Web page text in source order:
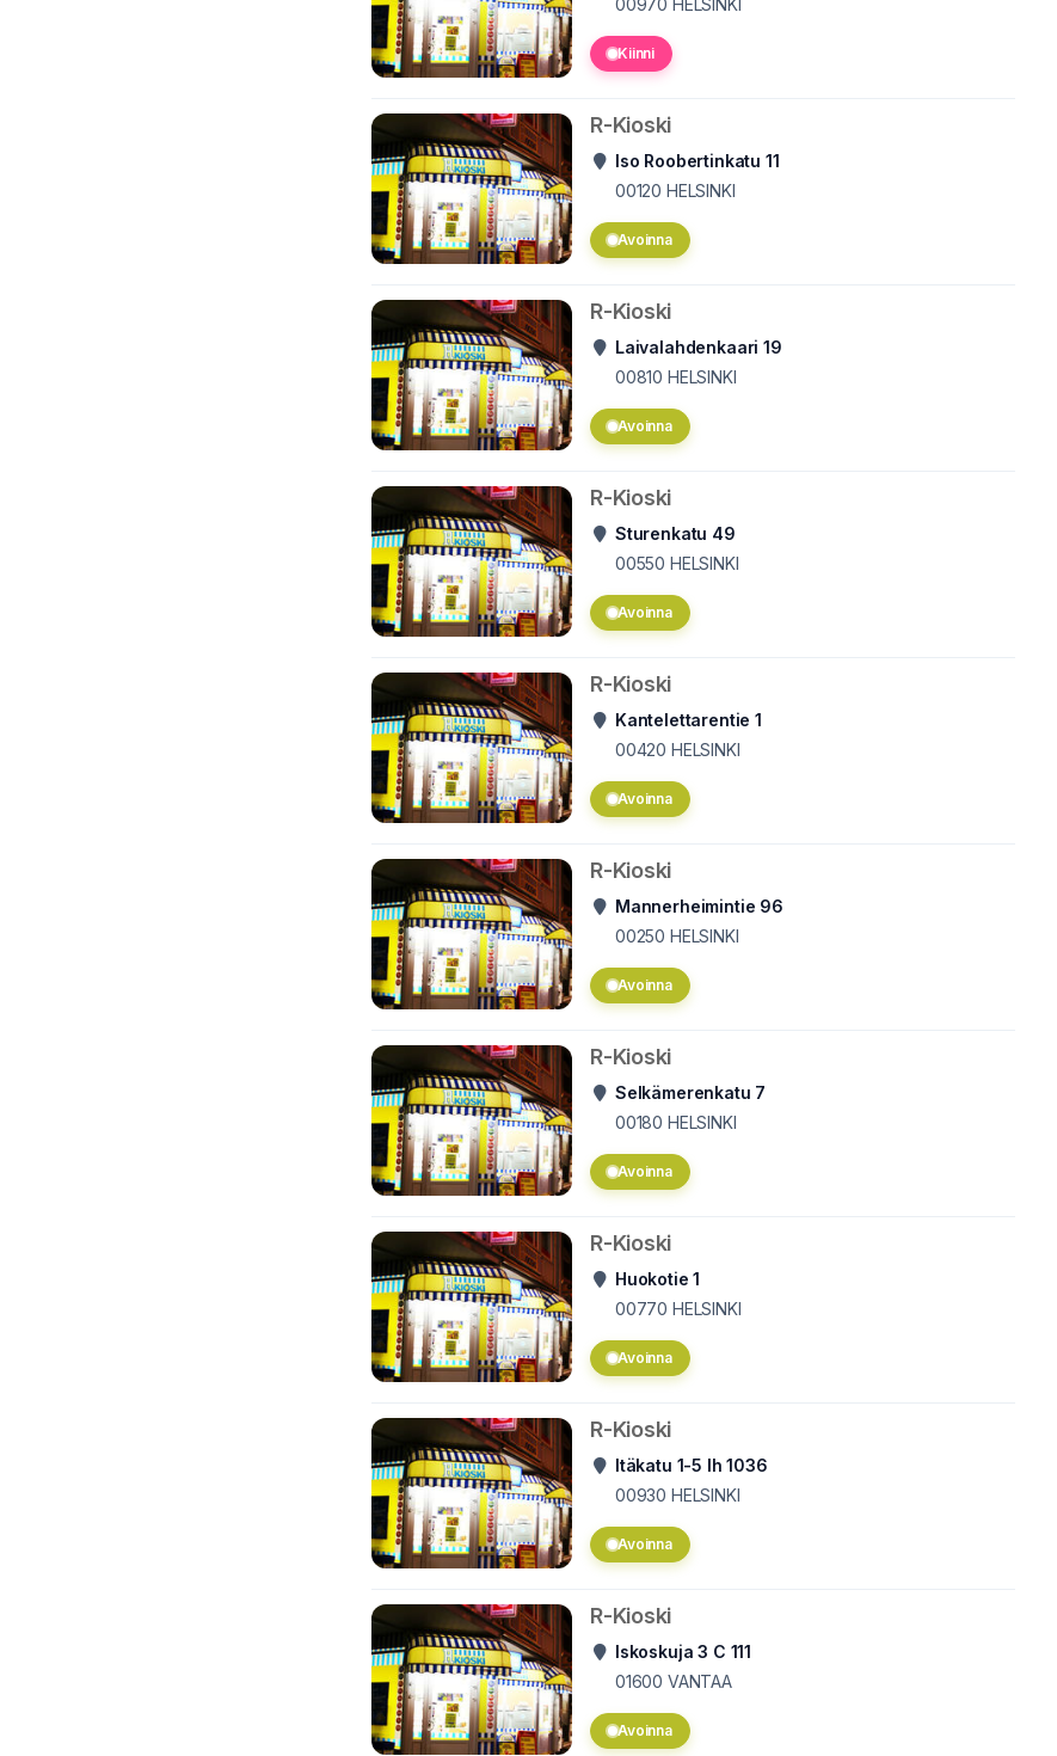
00970 HELSINKI
Kiinni
R-Kioski
Iso Roobertinkatu 11
00120 HELSINKI
Avoinna
R-Kioski
Laivalahdenkaari 19
00810 HELSINKI
Avoinna
R-Kioski
Sturenkatu 49
00550 HELSINKI
Avoinna
R-Kioski
Kantelettarentie 1
00420 HELSINKI
Avoinna
R-Kioski
Mannerheimintie 96
00250 HELSINKI
Avoinna
R-Kioski
Selkämerenkatu 7
00180 HELSINKI
Avoinna
R-Kioski
Huokotie 1
00770 HELSINKI
Avoinna
R-Kioski
Itäkatu 1-5 lh 1036
00930 HELSINKI
Avoinna
R-Kioski
Iskoskuja 3 C 111
01600 VANTAA
Avoinna